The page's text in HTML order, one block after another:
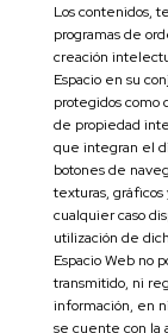
Los contenidos,
programas de
creación
Espacio en su
protegidos como
de propiedad
que integran el
botones de
texturas, gráficos
cualquier caso
utilización de
Espacio Web no
transmitido, ni
información, en
se cuente con la